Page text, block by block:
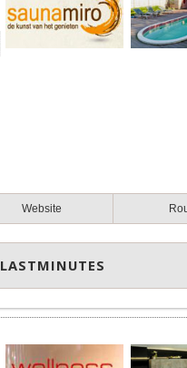
Website
LASTMINUTES